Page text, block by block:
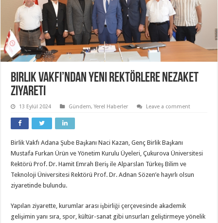
Birlik Vakfı’ndan Yeni Rektörlere Nezaket
Ziyareti
13 Eylül 2024 Gündem,Yerel Haberler Leave a comment
Birlik Vakfı Adana Şube Başkanı Naci Kazan, Genç Birlik Başkanı
Mustafa Furkan Ürün ve Yönetim Kurulu Üyeleri, Çukurova Üniversitesi
Rektörü Prof. Dr. Hamit Emrah Beriş ile Alparslan Türkeş Bilim ve
Teknoloji Üniversitesi Rektörü Prof. Dr. Adnan Sözen’e hayırlı olsun
ziyaretinde bulundu.
Yapılan ziyarette, kurumlar arası işbirliği çerçevesinde akademik
gelişimin yanı sıra, spor, kültür-sanat gibi unsurları geliştirmeye yönelik